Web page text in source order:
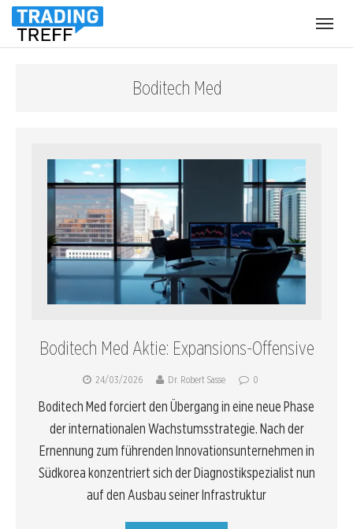
Boditech Med
Boditech Med Aktie: Expansions-Offensive
24/03/2026 Dr. Robert Sasse 0
Boditech Med forciert den Übergang in eine neue Phase
der internationalen Wachstumsstrategie. Nach der
Ernennung zum führenden Innovationsunternehmen in
Südkorea konzentriert sich der Diagnostikspezialist nun
auf den Ausbau seiner Infrastruktur